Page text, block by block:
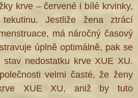
krve – červené i bílé krvinky,
Jestliže žena ztrácí
má náročný časový
úplně optimálně, pak se
nedostatku krve XUE XU.
velmi časté, že ženy
XUE XU, aniž by tuto